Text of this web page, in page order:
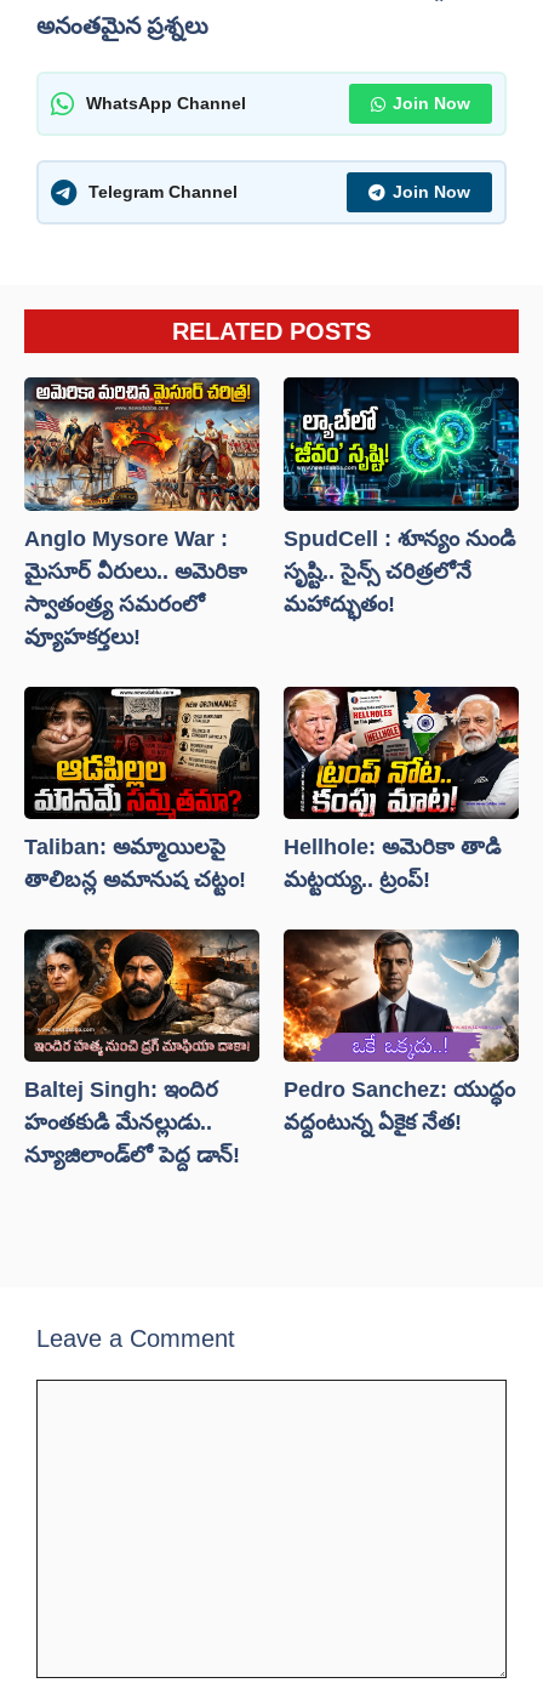
అనంతమైన ప్రశ్నలు
WhatsApp Channel Join Now
Telegram Channel Join Now
RELATED POSTS
Anglo Mysore War :
మైసూర్ వీరులు.. అమెరికా
స్వాతంత్ర్య సమరంలో
వ్యూహకర్తలు!
SpudCell : శూన్యం నుండి
సృష్టి.. సైన్స్ చరిత్రలోనే
మహాద్భుతం!
Taliban: అమ్మాయిలపై
తాలిబన్ల అమానుష చట్టం!
Hellhole: అమెరికా తాడి
మట్టయ్య.. ట్రంప్!
Baltej Singh: ఇందిర
హంతకుడి మేనల్లుడు..
న్యూజిలాండ్‌లో పెద్ద డాన్!
Pedro Sanchez: యుద్ధం
వద్దంటున్న ఏకైక నేత!
Leave a Comment